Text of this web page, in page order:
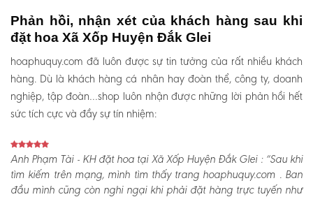
Phản hồi, nhận xét của khách hàng sau khi
đặt hoa Xã Xốp Huyện Đắk Glei
hoaphuquy.com đã luôn được sự tin tưởng của rất nhiều khách
hàng. Dù là khách hàng cá nhân hay đoàn thể, công ty, doanh
nghiệp, tập đoàn…shop luôn nhận được những lời phản hồi hết
sức tích cực và đầy sự tín nhiệm:
Anh Phạm Tài - KH đặt hoa tại Xã Xốp Huyện Đắk Glei :“Sau khi
tìm kiếm trên mạng, mình tìm thấy trang hoaphuquy.com . Ban
đầu mình cũng còn nghi ngại khi phải đặt hàng trực tuyến như